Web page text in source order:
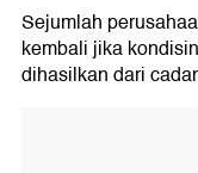
Sejumlah
kembali jika
dihasilkan dari